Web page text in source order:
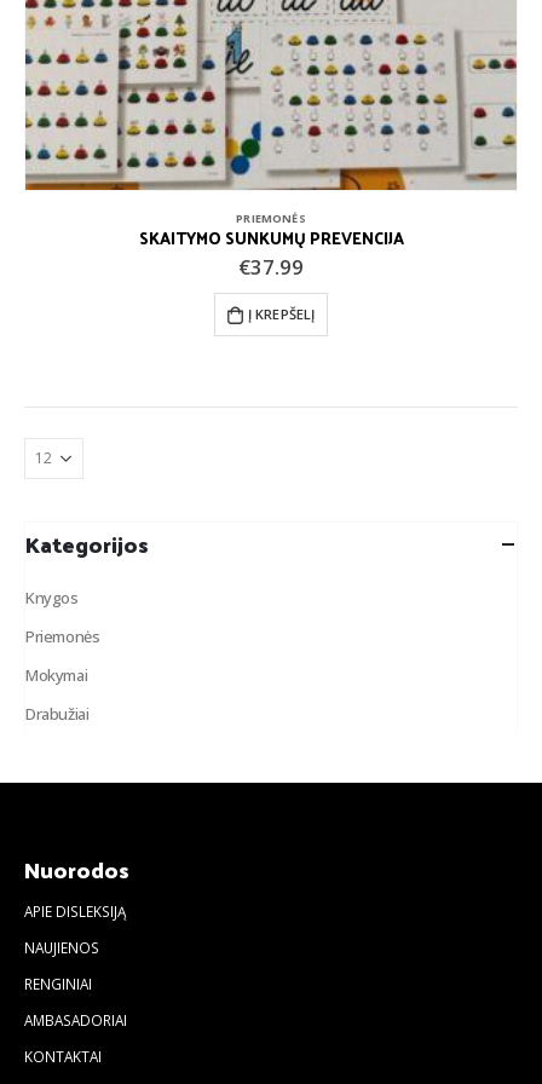
PRIEMONĖS
SKAITYMO SUNKUMŲ PREVENCIJA
€37.99
Į KREPŠELĮ
Kategorijos
Knygos
Priemonės
Mokymai
Drabužiai
Nuorodos
APIE DISLEKSIJĄ
NAUJIENOS
RENGINIAI
AMBASADORIAI
KONTAKTAI